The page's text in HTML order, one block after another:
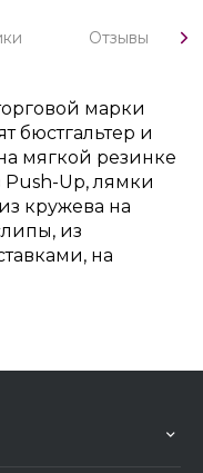
Отзывы
марки
бюстгальтер и
мягкой резинке
Push-Up, лямки
кружева на
из
на